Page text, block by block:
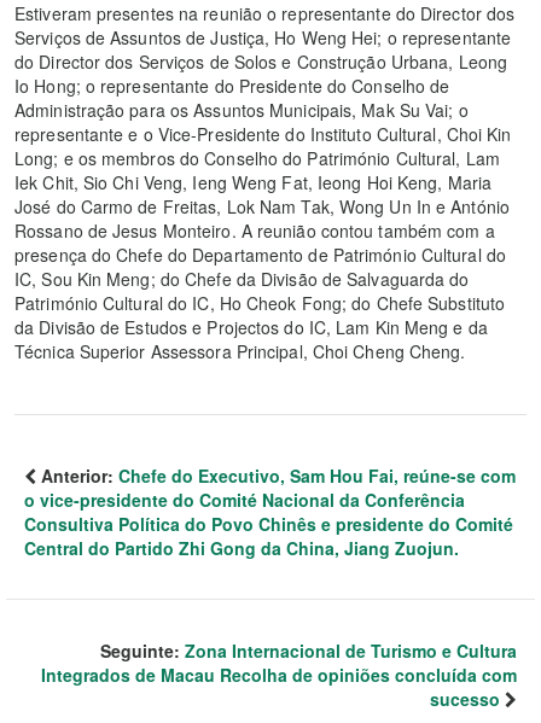
Estiveram presentes na reunião o representante do Director dos
Serviços de Assuntos de Justiça, Ho Weng Hei; o representante
do Director dos Serviços de Solos e Construção Urbana, Leong
Io Hong; o representante do Presidente do Conselho de
Administração para os Assuntos Municipais, Mak Su Vai; o
representante e o Vice-Presidente do Instituto Cultural, Choi Kin
Long; e os membros do Conselho do Património Cultural, Lam
Iek Chit, Sio Chi Veng, Ieng Weng Fat, Ieong Hoi Keng, Maria
José do Carmo de Freitas, Lok Nam Tak, Wong Un In e António
Rossano de Jesus Monteiro. A reunião contou também com a
presença do Chefe do Departamento de Património Cultural do
IC, Sou Kin Meng; do Chefe da Divisão de Salvaguarda do
Património Cultural do IC, Ho Cheok Fong; do Chefe Substituto
da Divisão de Estudos e Projectos do IC, Lam Kin Meng e da
Técnica Superior Assessora Principal, Choi Cheng Cheng.
Anterior: Chefe do Executivo, Sam Hou Fai, reúne-se com
o vice-presidente do Comité Nacional da Conferência
Consultiva Política do Povo Chinês e presidente do Comité
Central do Partido Zhi Gong da China, Jiang Zuojun.
Seguinte: Zona Internacional de Turismo e Cultura
Integrados de Macau Recolha de opiniões concluída com
sucesso